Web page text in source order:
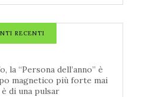
RECENTI
la “Persona dell’anno” è
magnetico più forte mai
di una pulsar